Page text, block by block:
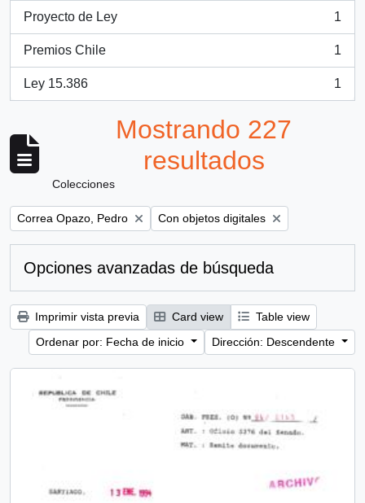
Proyecto de Ley
, 1 resultados
1
Premios Chile
, 1 resultados
1
Ley 15.386
, 1 resultados
1
Mostrando 227
resultados
Colecciones
Remove filter:
Correa Opazo, Pedro Remove filter:
Con objetos digitales
Opciones avanzadas de búsqueda
Imprimir vista previa Card view
Table view
Ordenar por: Fecha de inicio
Dirección: Descendente